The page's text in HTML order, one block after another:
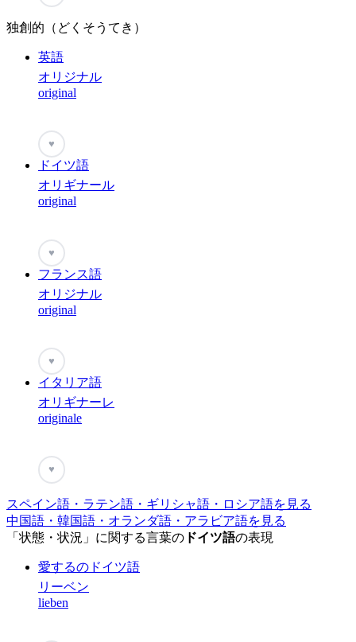
独創的（どくそうてき）
英語
オリジナル
original
♥
ドイツ語
オリギナール
original
♥
フランス語
オリジナル
original
♥
イタリア語
オリギナーレ
originale
♥
スペイン語・ラテン語・ギリシャ語・ロシア語を見る
中国語・韓国語・オランダ語・アラビア語を見る
「状態・状況」に関する言葉の ドイツ語の表現
愛するのドイツ語
リーベン
lieben